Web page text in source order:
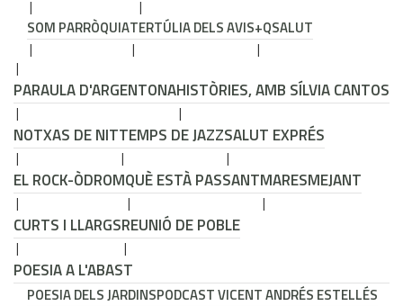
SOM PARRÒQUIATERTÚLIA DELS AVIS+QSALUT
PARAULA D'ARGENTONAHISTÒRIES, AMB SÍLVIA CANTOS
NOTXAS DE NITTEMPS DE JAZZSALUT EXPRÉS
EL ROCK-ÒDROMQUÈ ESTÀ PASSANTMARESMEJANT
CURTS I LLARGSREUNIÓ DE POBLE
POESIA A L'ABAST
POESIA DELS JARDINSPODCAST VICENT ANDRÉS ESTELLÉS